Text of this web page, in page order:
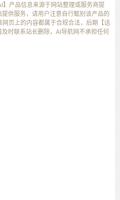
产品信息来源于网站整理或服务商提
供服务，请用户注意自行甄别该产品的
页上的内容都属于合规合法，后期【话
时联系站长删除，AI导航网不承担任何